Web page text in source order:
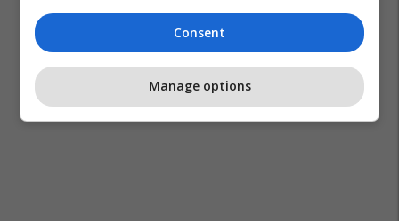
Consent
Manage options